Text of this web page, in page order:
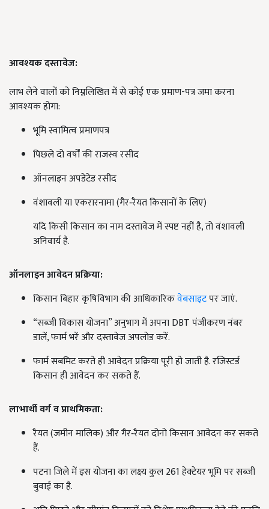
आवश्यक दस्तावेज:
लाभ लेने वालों को निम्नलिखित में से कोई एक प्रमाण-पत्र जमा करना
आवश्यक होगा:
भूमि स्वामित्व प्रमाणपत्र
पिछले दो वर्षों की राजस्व रसीद
ऑनलाइन अपडेटेड रसीद
वंशावली या एकरारनामा (गैर‑रैयत किसानों के लिए)
यदि किसी किसान का नाम दस्तावेज में स्पष्ट नहीं है, तो वंशावली
अनिवार्य है.
ऑनलाइन आवेदन प्रक्रिया:
किसान बिहार कृषिविभाग की आधिकारिकवेबसाइटपर जाएं.
“सब्जी विकास योजना” अनुभाग में अपना DBT पंजीकरण नंबर
डालें, फार्म भरें और दस्तावेज अपलोड करें.
फार्म सबमिट करते ही आवेदन प्रक्रिया पूरी हो जाती है. रजिस्टर्ड
किसान ही आवेदन कर सकते हैं.
लाभार्थी वर्ग व प्राथमिकता:
रैयत (जमीन मालिक) और गैर‑रैयत दोनो किसान आवेदन कर सकते
हैं.
पटना जिले में इस योजना का लक्ष्य कुल 261 हेक्टेयर भूमि पर सब्जी
बुवाई का है.